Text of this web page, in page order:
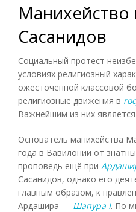
Манихейство
Сасанидов
Социальный протест
условиях религиозный
ожесточённой классовой
религиозные движения в
Важнейшим из них
Основатель манихейства
года в Вавилонии от
проповедь ещё при
Сасанидов, однако его
главным образом, к
Ардашира — Шапура I. По